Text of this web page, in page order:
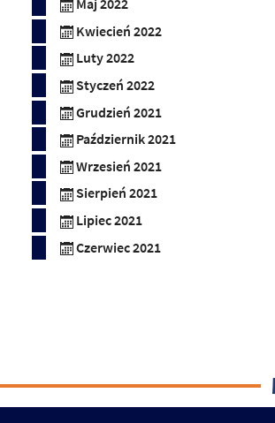
Maj 2022
Kwiecień 2022
Luty 2022
Styczeń 2022
Grudzień 2021
Październik 2021
Wrzesień 2021
Sierpień 2021
Lipiec 2021
Czerwiec 2021